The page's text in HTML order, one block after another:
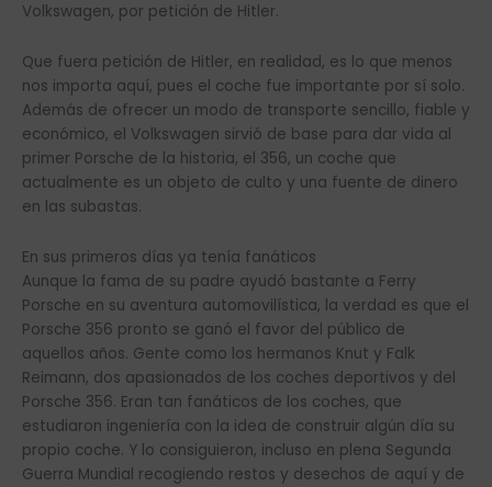
Volkswagen, por petición de Hitler.
Que fuera petición de Hitler, en realidad, es lo que menos
nos importa aquí, pues el coche fue importante por sí solo.
Además de ofrecer un modo de transporte sencillo, fiable y
económico, el Volkswagen sirvió de base para dar vida al
primer Porsche de la historia, el 356, un coche que
actualmente es un objeto de culto y una fuente de dinero
en las subastas.
En sus primeros días ya tenía fanáticos
Aunque la fama de su padre ayudó bastante a Ferry
Porsche en su aventura automovilística, la verdad es que el
Porsche 356 pronto se ganó el favor del público de
aquellos años. Gente como los hermanos Knut y Falk
Reimann, dos apasionados de los coches deportivos y del
Porsche 356. Eran tan fanáticos de los coches, que
estudiaron ingeniería con la idea de construir algún día su
propio coche. Y lo consiguieron, incluso en plena Segunda
Guerra Mundial recogiendo restos y desechos de aquí y de